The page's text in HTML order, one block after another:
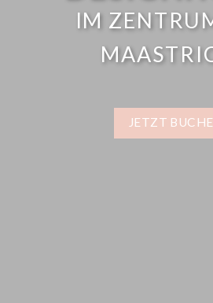
IM
JETZT